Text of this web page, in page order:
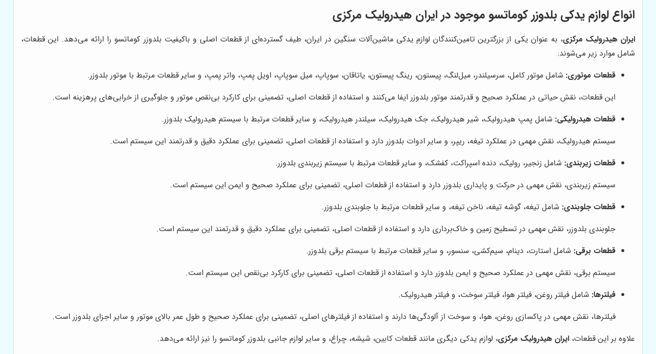
انواع لوازم یدکی بلدوزر کوماتسو موجود درایران هیدرولیک مرکزی
ایران هیدرولیک مرکزی، به عنوان یکی از بزرگترین تامین‌کنندگان لوازم یدکی ماشین‌آلات سنگین در ایران، طیف گسترده‌ای از قطعات اصلی و باکیفیت بلدوزر کوماتسو را ارائه می‌دهد. این قطعات،
شامل موارد زیر می‌شوند:
قطعات موتوری: شامل موتور کامل، سرسیلندر، میل‌لنگ، پیستون، رینگ پیستون، یاتاقان، سوپاپ، میل سوپاپ، اویل پمپ، واتر پمپ، و سایر قطعات مرتبط با موتور بلدوزر.
این قطعات، نقش حیاتی در عملکرد صحیح و قدرتمند موتور بلدوزر ایفا می‌کنند و استفاده از قطعات اصلی، تضمینی برای کارکرد بی‌نقص موتور و جلوگیری از خرابی‌های پرهزینه است.
قطعات هیدرولیکی: شامل پمپ هیدرولیک، شیر هیدرولیک، جک هیدرولیک، سیلندر هیدرولیک، و سایر قطعات مرتبط با سیستم هیدرولیک بلدوزر.
سیستم هیدرولیک، نقش مهمی در عملکرد تیغه، ریپر، و سایر ادوات بلدوزر دارد و استفاده از قطعات اصلی، تضمینی برای عملکرد دقیق و قدرتمند این سیستم است.
قطعات زیربندی: شامل زنجیر، رولیک، دنده اسپراکت، کفشک، و سایر قطعات مرتبط با سیستم زیربندی بلدوزر.
سیستم زیربندی، نقش مهمی در حرکت و پایداری بلدوزر دارد و استفاده از قطعات اصلی، تضمینی برای عملکرد صحیح و ایمن این سیستم است.
قطعات جلوبندی: شامل تیغه، گوشه تیغه، ناخن تیغه، و سایر قطعات مرتبط با جلوبندی بلدوزر.
جلوبندی بلدوزر، نقش مهمی در تسطیح زمین و خاک‌برداری دارد و استفاده از قطعات اصلی، تضمینی برای عملکرد دقیق و قدرتمند این سیستم است.
قطعات برقی: شامل استارت، دینام، سیم‌کشی، سنسور، و سایر قطعات مرتبط با سیستم برقی بلدوزر.
سیستم برقی، نقش مهمی در عملکرد صحیح و ایمن بلدوزر دارد و استفاده از قطعات اصلی، تضمینی برای کارکرد بی‌نقص این سیستم است.
فیلترها: شامل فیلتر روغن، فیلتر هوا، فیلتر سوخت، و فیلتر هیدرولیک.
فیلترها، نقش مهمی در پاکسازی روغن، هوا، و سوخت از آلودگی‌ها دارند و استفاده از فیلترهای اصلی، تضمینی برای عملکرد صحیح و طول عمر بالای موتور و سایر اجزای بلدوزر است.
علاوه بر این قطعات، ایران هیدرولیک مرکزی، لوازم یدکی دیگری مانند قطعات کابین، شیشه، چراغ، و سایر لوازم جانبی بلدوزر کوماتسو را نیز ارائه می‌دهد.